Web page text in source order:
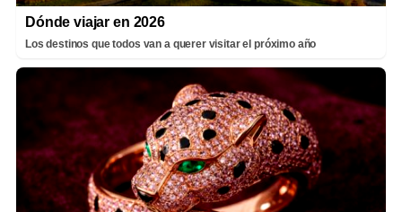
Dónde viajar en 2026
Los destinos que todos van a querer visitar el próximo año